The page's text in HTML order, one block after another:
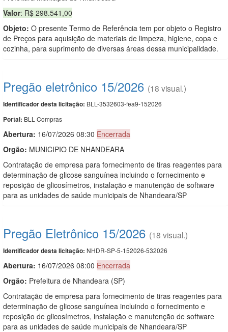
Valor: R$ 298.541,00
Objeto: O presente Termo de Referência tem por objeto o Registro
de Preços para aquisição de materiais de limpeza, higiene, copa e
cozinha, para suprimento de diversas áreas dessa municipalidade.
Pregão eletrônico 15/2026 (18 visual.)
Identificador desta licitação: BLL-3532603-fea9-152026
Portal: BLL Compras
Abertura: 16/07/2026 08:30 Encerrada
Orgão: MUNICIPIO DE NHANDEARA
Contratação de empresa para fornecimento de tiras reagentes para
determinação de glicose sanguínea incluindo o fornecimento e
reposição de glicosímetros, instalação e manutenção de software
para as unidades de saúde municipais de Nhandeara/SP
Pregão Eletrônico 15/2026 (18 visual.)
Identificador desta licitação: NHDR-SP-5-152026-532026
Abertura: 16/07/2026 08:00 Encerrada
Orgão: Prefeitura de Nhandeara (SP)
Contratação de empresa para fornecimento de tiras reagentes para
determinação de glicose sanguínea incluindo o fornecimento e
reposição de glicosímetros, instalação e manutenção de software
para as unidades de saúde municipais de Nhandeara/SP